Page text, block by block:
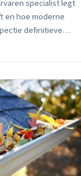
specialist legt
en hoe moderne
definitieve